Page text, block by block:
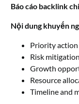
Báo cáo backlink
Nội dung khuyến
Priority
Risk
Growth
Resource
Timeline and